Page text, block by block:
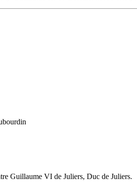
Guillaume VI de Juliers, Duc de Juliers.